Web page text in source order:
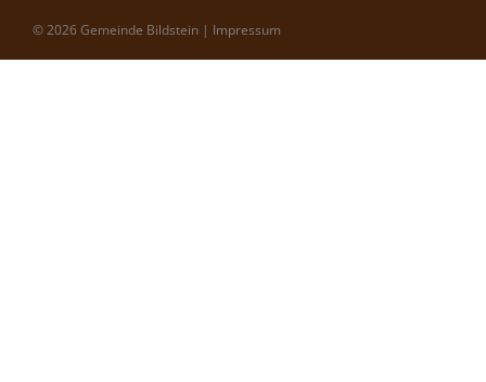
© 2026 Gemeinde Bildstein | Impressum